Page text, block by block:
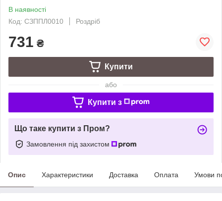
В наявності
Код: СЗППЛ0010
Роздріб
731 ₴
Купити
або
Купити з
Що таке купити з Пром?
Замовлення під захистом
Опис Характеристики Доставка Оплата Умови